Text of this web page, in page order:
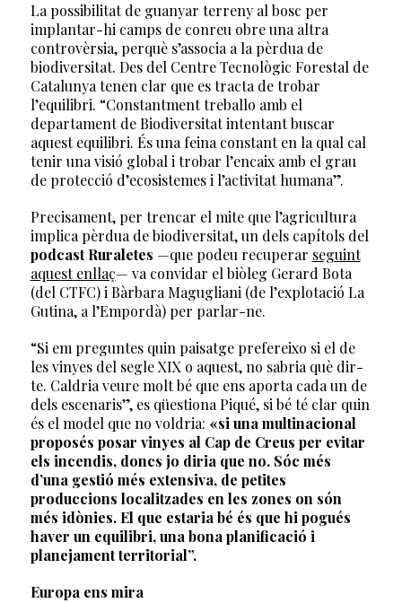
La possibilitat de guanyar terreny al bosc per
implantar-hi camps de conreu obre una altra
controvèrsia, perquè s’associa a la pèrdua de
biodiversitat. Des del Centre Tecnològic Forestal de
Catalunya tenen clar que es tracta de trobar
l’equilibri. “Constantment treballo amb el
departament de Biodiversitat intentant buscar
aquest equilibri. És una feina constant en la qual cal
tenir una visió global i trobar l’encaix amb el grau
de protecció d’ecosistemes i l’activitat humana”.
Precisament, per trencar el mite que l’agricultura
implica pèrdua de biodiversitat, un dels capítols del
podcast Ruraletes —que podeu recuperar seguint
aquest enllaç— va convidar el biòleg Gerard Bota
(del CTFC) i Bàrbara Magugliani (de l’explotació La
Gutina, a l’Empordà) per parlar-ne.
“Si em preguntes quin paisatge prefereixo si el de
les vinyes del segle XIX o aquest, no sabria què dir-
te. Caldria veure molt bé que ens aporta cada un de
dels escenaris”, es qüestiona Piqué, si bé té clar quin
és el model que no voldria: «si una multinacional
proposés posar vinyes al Cap de Creus per evitar
els incendis, doncs jo diria que no. Sóc més
d’una gestió més extensiva, de petites
produccions localitzades en les zones on són
més idònies. El que estaria bé és que hi pogués
haver un equilibri, una bona planificació i
planejament territorial”.
Europa ens mira